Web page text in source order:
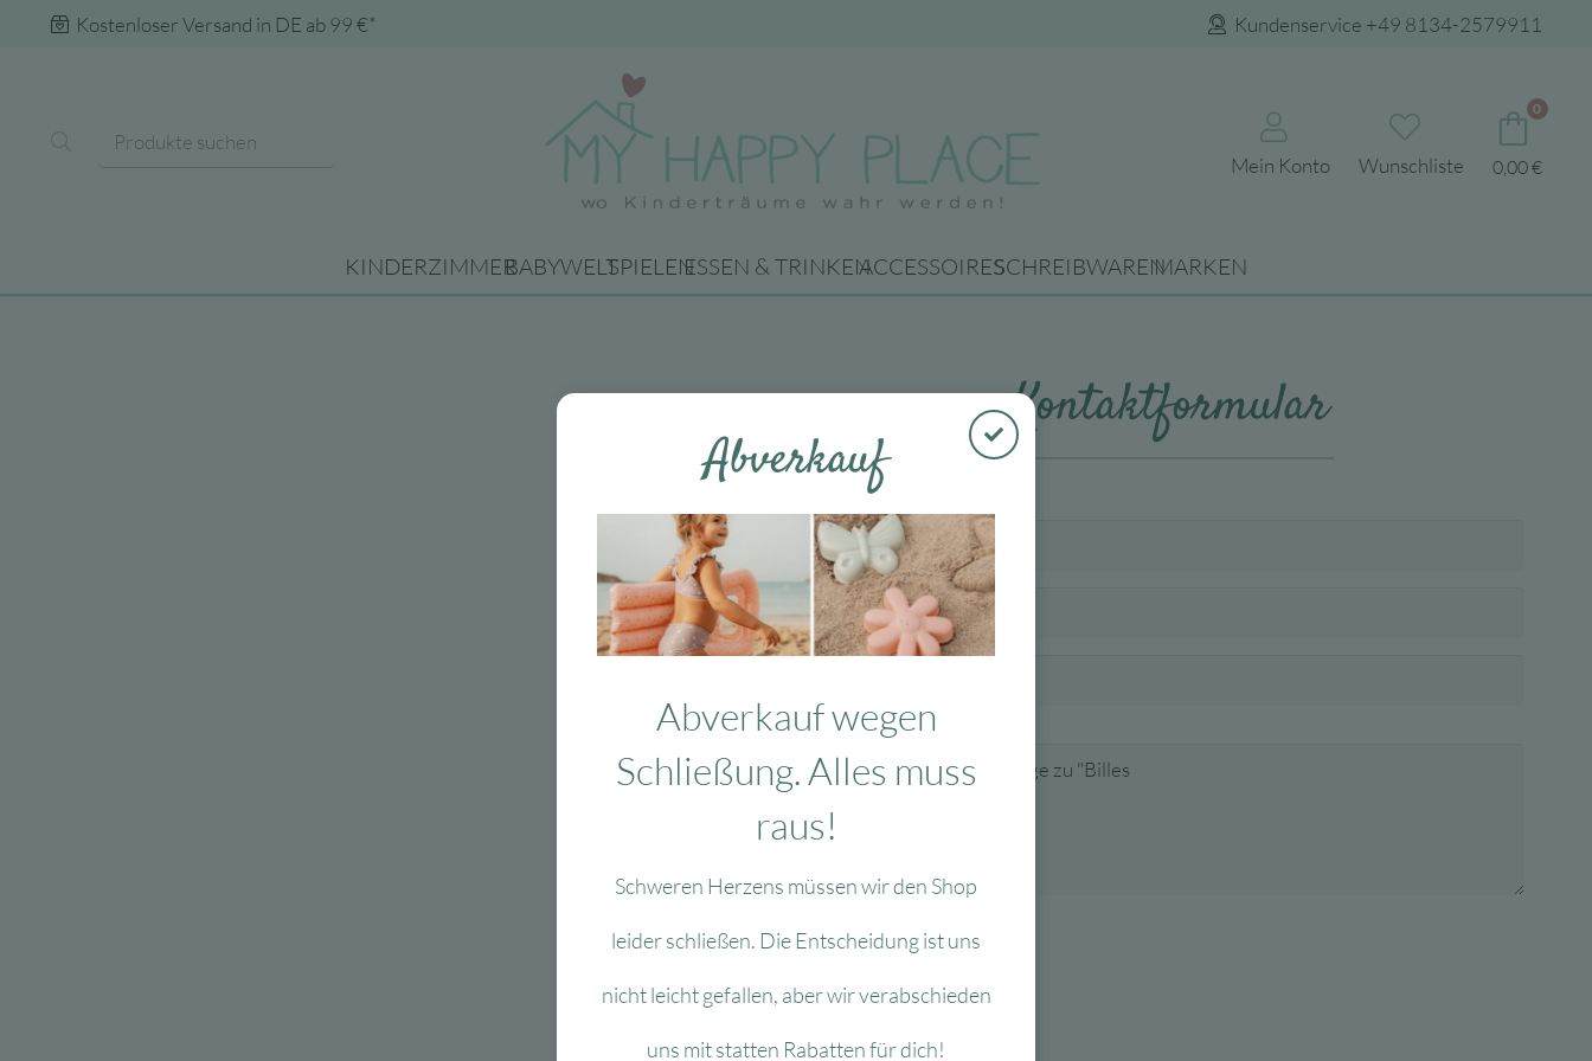
Kostenloser Versand in DE ab 99 €* Kundenservice +49 8134-2579911
Mein Konto Wunschliste
0
0,00€
KINDERZIMMERBABYWELTSPIELENESSEN & TRINKENACCESSOIRESSCHREIBWARENMARKEN
Kontaktformular
Nachricht
Senden
Abverkauf
Abverkauf wegen
Schließung. Alles muss
raus!
Schweren Herzens müssen wir den Shop
leider schließen. Die Entscheidung ist uns
nicht leicht gefallen, aber wir verabschieden
uns mit statten Rabatten für dich!